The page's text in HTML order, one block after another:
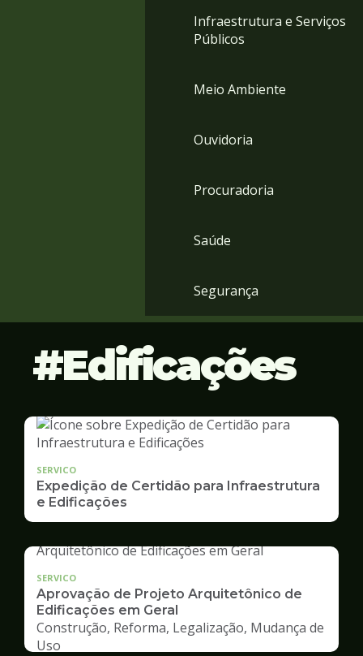
Infraestrutura e Serviços
Públicos
Meio Ambiente
Ouvidoria
Procuradoria
Saúde
Segurança
Edificações
SERVICO
Expedição de Certidão para Infraestrutura
e Edificações
SERVICO
Aprovação de Projeto Arquitetônico de
Edificações em Geral
Construção, Reforma, Legalização, Mudança de
Uso